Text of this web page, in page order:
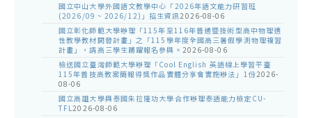
國立中山大學外國語文教學中心「2026年語文能力研習班
(2026/09 ~ 2026/12)」招生資訊2026-08-06
國立彰化師範大學辦理「115年至116年普通暨技術型高中物理適
性教學教材開發計畫」之「115學年度全國高三暑假學測物理複習
計畫」，請高三學生踴躍報名參與。 2026-08-06
檢送國立臺灣師範大學辦理「Cool English 英語線上學習平臺
115年普技高教案簡報得獎作品實體分享會實施辦法」1份2026-
08-06
國立高雄大學與泰國朱拉隆功大學合作辦理泰語能力檢定CU-
TFL2026-08-06